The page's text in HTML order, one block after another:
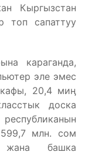
Кыргызстан
топ сапаттуу
караганда,
эле эмес
20,4 миӊ
доска
млн. сом
жана башка